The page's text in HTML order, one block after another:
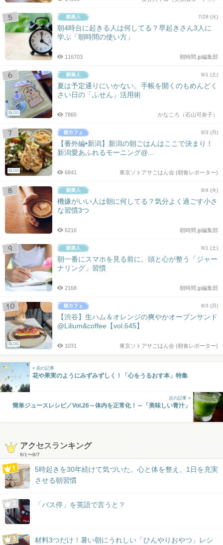
7/28 (火)
朝4時台に起きる人は何してる？早起きさん3人に
学ぶ「朝時間の使い方」
朝時間.jp編集部
116703
BLOG
8/1 (土)
夏は予定通りにいかない。手帳を開くのもめんどく
さい日の「ふせん」活用術
かなころ（石山可奈子）
7865
BLOG
8/3 (月)
【番外編•新潟】新潟の朝ごはんはここで決まり！
新潟愛あふれるモーニング@...
東京ソトアサごはん会 (朝食レポーター)
6841
8/4 (火)
機嫌がいい人は朝に何してる？気分よく過ごす小さ
な習慣3つ
朝時間.jp編集部
6216
8/1 (土)
朝一番にスマホを見る前に。頭と心が整う「ジャー
ナリング」習慣
朝時間.jp編集部
2168
BLOG
8/3 (月)
【渋谷】生ハム＆オレンジの爽やかオープンサンド
@Lilium&coffee【vol.645】
東京ソトアサごはん会 (朝食レポーター)
1031
« 前の記事
花や果実のようにみずみずしく！「心をうるおす本」特集
次の記事 »
簡単ジュースレシピ／Vol.26～体内を正常化！～「美味しい青汁」
アクセスランキング
8/1〜8/7
5時起きを30年続けて気づいた。心と体を整え、1日を充実
させる朝習慣
「バス停」を英語で言うと？
材料3つだけ！暑い朝にうれしい「ひんやりおやつ」レシ